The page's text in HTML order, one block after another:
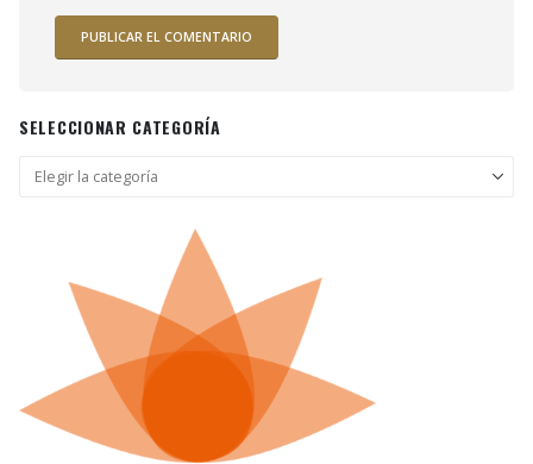
SELECCIONAR CATEGORÍA
Seleccionar
categoría